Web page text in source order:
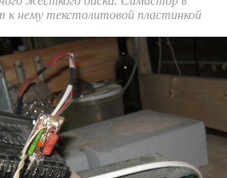
нему текстолитовой пластинкой